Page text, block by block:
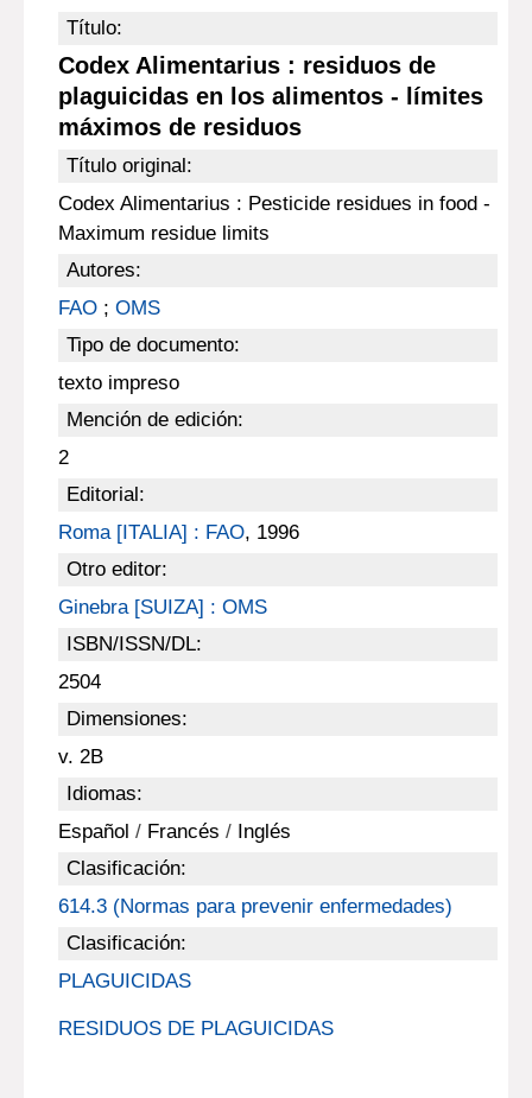
Título:
Codex Alimentarius : residuos de
plaguicidas en los alimentos - límites
máximos de residuos
Título original:
Codex Alimentarius : Pesticide residues in food -
Maximum residue limits
Autores:
FAO; OMS
Tipo de documento:
texto impreso
Mención de edición:
2
Editorial:
Roma [ITALIA] : FAO, 1996
Otro editor:
Ginebra [SUIZA] : OMS
ISBN/ISSN/DL:
2504
Dimensiones:
v. 2B
Idiomas:
Español / Francés / Inglés
Clasificación:
614.3 (Normas para prevenir enfermedades)
Clasificación:
PLAGUICIDAS
RESIDUOS DE PLAGUICIDAS